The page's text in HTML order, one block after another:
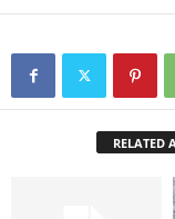
RELATED